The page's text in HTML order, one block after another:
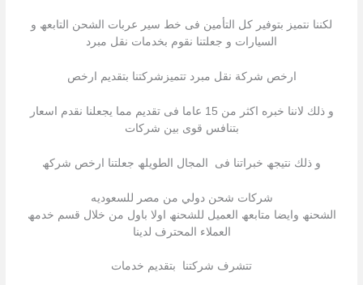
لكننا نتمیز بتوفیر كل التأمین فى خط سیر عربات الشحن التابعھ و
السیارات و جعلتنا نقوم بخدمات نقل مبرد
ارخص شركة نقل مبرد تتمیزشركتنا بتقدیم ارخص
و ذلك لاننا خبره اكثر من 15 عاما فى تقدیم مما یجعلنا نقدم اسعار
بتنافس قوى بین شركات
و ذلك نتیجھ خبراتنا فى المجال الطویلھ جعلتنا ارخص شركھ
شركات شحن دولي من مصر للسعوديه
الشحنھ وایضا متابعھ العمیل للشحنھ اولا باول من خلال قسم خدمھ
العملاء المحترف لدینا
تتشرف شركتنا بتقدیم خدمات